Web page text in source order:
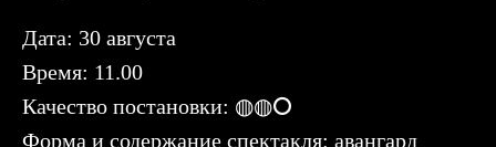
Дата: 30 августа
Время: 11.00
Качество постановки: ◍◍⭘
Форма и содержание спектакля: авангард